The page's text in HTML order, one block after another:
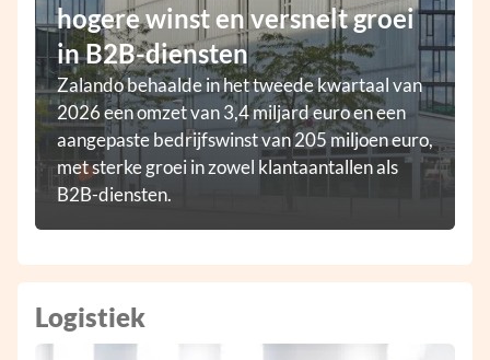
hogere winst en versnelt groei
in B2B-diensten
Zalando behaalde in het tweede kwartaal van
2026 een omzet van 3,4 miljard euro en een
aangepaste bedrijfswinst van 205 miljoen euro,
met sterke groei in zowel klantaantallen als
B2B-diensten.
Logistiek